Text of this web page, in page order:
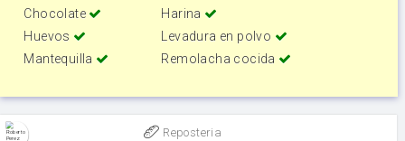
Chocolate
Harina
Huevos
Levadura en polvo
Mantequilla
Remolacha cocida
Reposteria